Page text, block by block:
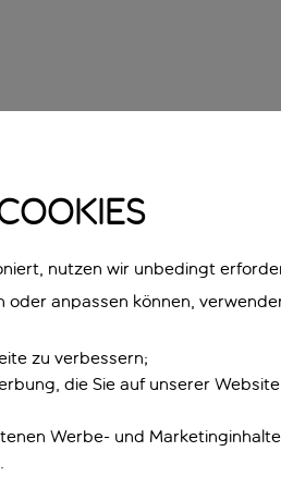
nutzen wir unbedingt
anpassen können,
zu verbessern;
die Sie auf unserer
Werbe- und